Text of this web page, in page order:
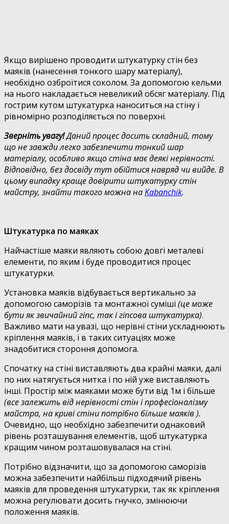
Якщо вирішено проводити штукатурку стін без
маяків (нанесення тонкого шару матеріалу),
необхідно озброїтися соколом. За допомогою кельми
на нього накладається невеликий обсяг матеріалу. Під
гострим кутом штукатурка наноситься на стіну і
рівномірно розподіляється по поверхні.
Зверніть увагу!Даний процес досить складний, тому
що не завжди легко забезпечити тонкий шар
матеріалу, особливо якщо стіна має деякі нерівності.
Відповідно, без досвіду тут обійтися навряд чи вийде. В
цьому випадку краще довірити штукатуркустін
майстру, знайти такого можна наKabanchik.
Штукатурка по маяках
Найчастіше маяки являють собою довгі металеві
елементи, по яким і буде проводитися процес
штукатурки.
Установка маяків відбувається вертикально за
допомогою саморізів та монтажної суміші (це може
бути як звичайний гіпс, так і гіпсова штукатурка).
Важливо мати на увазі, що нерівні стіни ускладнюють
кріплення маяків, і в таких ситуаціях може
знадобитися стороння допомога.
Спочатку на стіні виставляють два крайні маяки, далі
по них натягується нитка і по ній уже виставляють
інші. Простір між маяками може бути від 1м і більше
(все залежить від нерівності стін і професіоналізму
майстра, на криві стіни потрібно більше маяків ).
Очевидно, що необхідно забезпечити однаковий
рівень розташування елементів, щоб штукатурка
кращим чином розташовувалася на стіні.
Потрібно відзначити, що за допомогою саморізів
можна забезпечити найбільш підходячий рівень
маяків для проведення штукатурки, так як кріплення
можна регулювати досить гнучко, змінюючи
положення маяків.